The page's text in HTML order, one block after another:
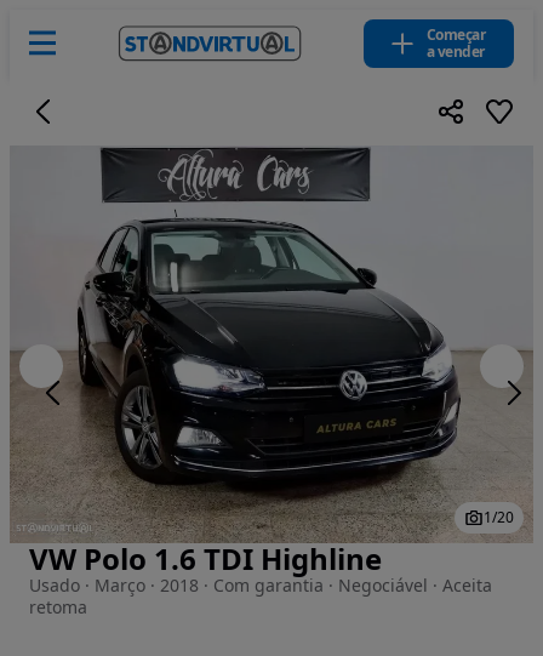
Começar
a vender
Imagem 1 de 20
1/20
VW Polo 1.6 TDI Highline
Usado · Março · 2018 · Com garantia · Negociável · Aceita
retoma